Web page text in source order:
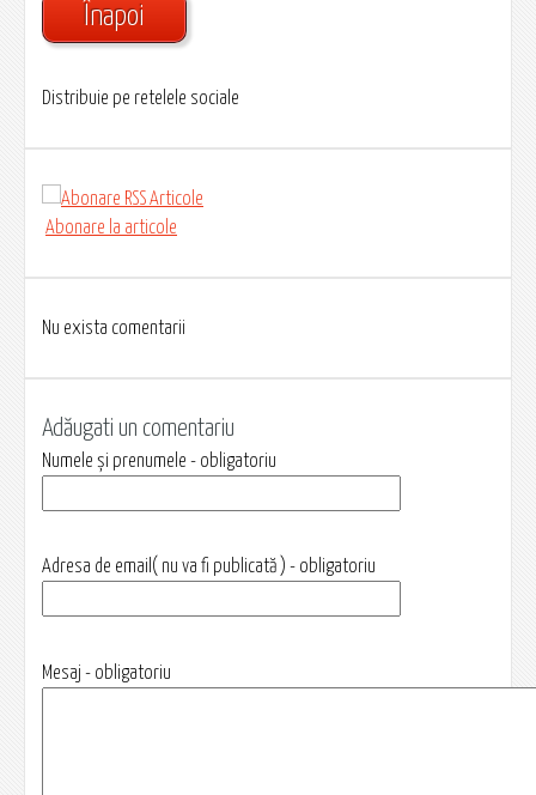
Înapoi
Distribuie pe retelele sociale
Abonare la articole
Nu exista comentarii
Adăugati un comentariu
Numele și prenumele - obligatoriu
Adresa de email( nu va fi publicată ) - obligatoriu
Mesaj - obligatoriu